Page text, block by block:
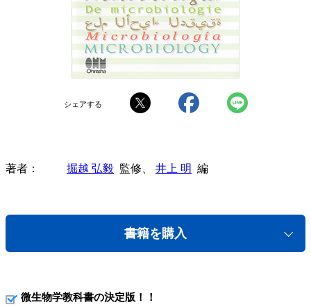
シェアする
著者 掘越 弘毅 監修、 井上 明 編
書籍を購入
微生物学教科書の決定版！！